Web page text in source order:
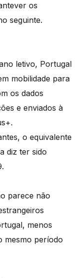
os
seguinte.
letivo, Portugal
mobilidade para
os dados
e enviados à
o equivalente
diz ter sido
parece não
menos
mesmo período